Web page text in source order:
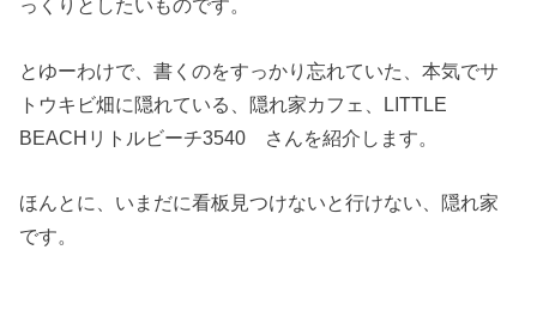
っくりとしたいものです。
とゆーわけで、書くのをすっかり忘れていた、本気でサ
トウキビ畑に隠れている、隠れ家カフェ、LITTLE
BEACHリトルビーチ3540 さんを紹介します。
ほんとに、いまだに看板見つけないと行けない、隠れ家
です。